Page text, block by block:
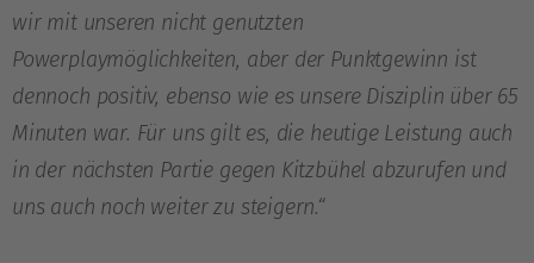
wir mit unseren nicht genutzten
Powerplaymöglichkeiten, aber der Punktgewinn ist
dennoch positiv, ebenso wie es unsere Disziplin über 65
Minuten war. Für uns gilt es, die heutige Leistung auch
in der nächsten Partie gegen Kitzbühel abzurufen und
uns auch noch weiter zu steigern.“